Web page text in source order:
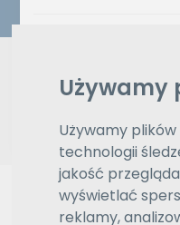
Używamy
Używamy
technologii
jakość
wyświetlać
reklamy,